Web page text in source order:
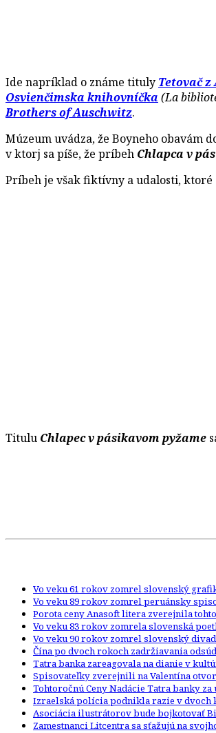
Ide napríklad o známe tituly Tetovač
Osvienčimska knihovníčka (La
Brothers of Auschwitz.
Múzeum uvádza, že Boyneho obavám
v ktorj sa píše, že príbeh Chlapca v
Príbeh je však fiktívny a udalosti,
Titulu Chlapec v pásikavom pyžame
Vo veku 61 rokov zomrel slovenský
Vo veku 89 rokov zomrel peruánsky
Porota ceny Anasoft litera zverejnila
Vo veku 83 rokov zomrela slovenská
Vo veku 90 rokov zomrel slovenský
Čína po dvoch rokoch zadržiavania
Tatra banka zareagovala na dianie v
Spisovateľky zverejnili na Valentína
Tohtoročnú Ceny Nadácie Tatra banky
Izraelská polícia podnikla razie v dvoch
Asociácia ilustrátorov bude bojkotovať
Zamestnanci Litcentra sa sťažujú na